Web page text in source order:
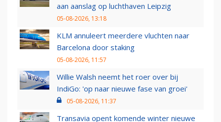
aan aanslag op luchthaven Leipzig
05-08-2026, 13:18
KLM annuleert meerdere vluchten naar
Barcelona door staking
05-08-2026, 11:57
Willie Walsh neemt het roer over bij
IndiGo: 'op naar nieuwe fase van groei'
05-08-2026, 11:37
Transavia opent komende winter nieuwe